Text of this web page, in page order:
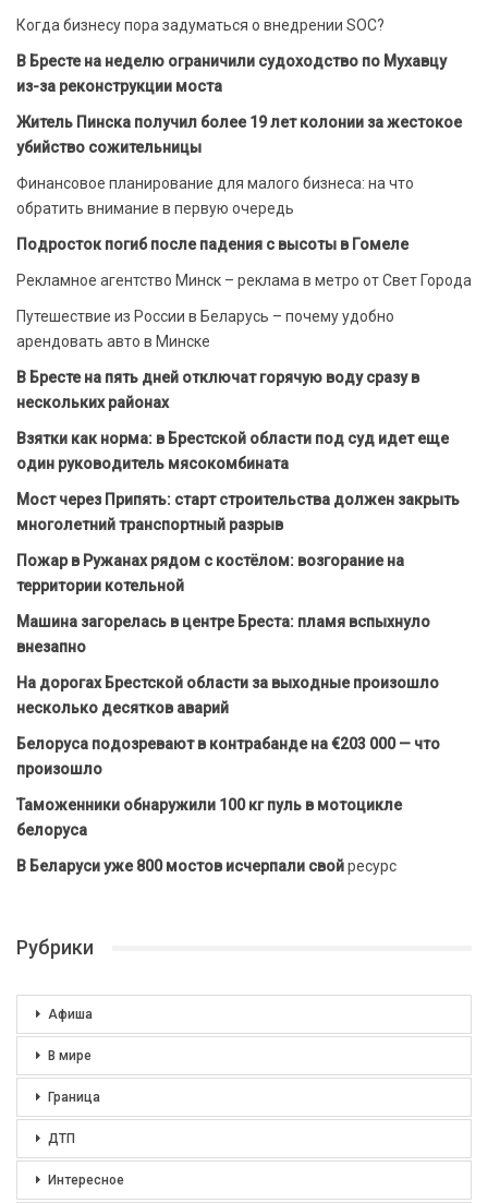
Когда бизнесу пора задуматься о внедрении SOC?
В Бресте на неделю ограничили судоходство по Мухавцу
из-за реконструкции моста
Житель Пинска получил более 19 лет колонии за жестокое
убийство сожительницы
Финансовое планирование для малого бизнеса: на что
обратить внимание в первую очередь
Подросток погиб после падения с высоты в Гомеле
Рекламное агентство Минск – реклама в метро от Свет Города
Путешествие из России в Беларусь – почему удобно
арендовать авто в Минске
В Бресте на пять дней отключат горячую воду сразу в
нескольких районах
Взятки как норма: в Брестской области под суд идет еще
один руководитель мясокомбината
Мост через Припять: старт строительства должен закрыть
многолетний транспортный разрыв
Пожар в Ружанах рядом с костёлом: возгорание на
территории котельной
Машина загорелась в центре Бреста: пламя вспыхнуло
внезапно
На дорогах Брестской области за выходные произошло
несколько десятков аварий
Белоруса подозревают в контрабанде на €203 000 — что
произошло
Таможенники обнаружили 100 кг пуль в мотоцикле
белоруса
В Беларуси уже 800 мостов исчерпали свойресурс
Рубрики
Афиша
В мире
Граница
ДТП
Интересное